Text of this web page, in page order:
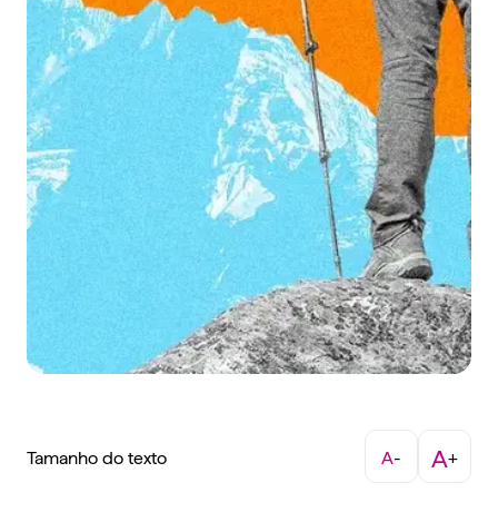
Tamanho do texto A- A+